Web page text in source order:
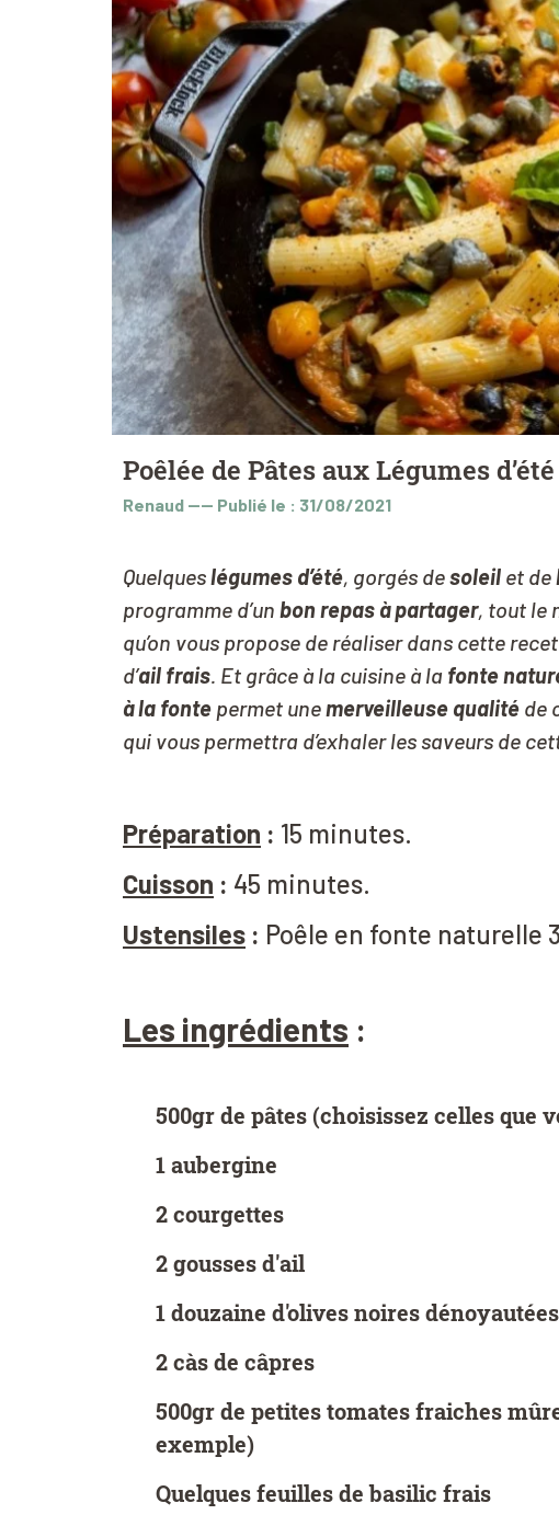
Poêlée de Pâtes aux Légumes d’été
Renaud ---- Publié le : 31/08/2021
Quelques légumes d’été, gorgés desoleil et de
programme d’un bon repas à partager, tout le
qu’on vous propose de réaliser dans cette
d’ail frais . Et grâce à la cuisine à la fonte
à la fonte permet une merveilleuse qualité de
qui vous permettra d’exhaler les saveurs de
Préparation : 15 minutes.
Cuisson : 45 minutes.
Ustensiles : Poêle en fonte naturelle
Les ingrédients :
500gr de pâtes (choisissez celles que
1 aubergine
2 courgettes
2 gousses d'ail
1 douzaine d'olives noires dénoyautées
2 càs de câpres
500gr de petites tomates fraiches
exemple)
Quelques feuilles de basilic frais